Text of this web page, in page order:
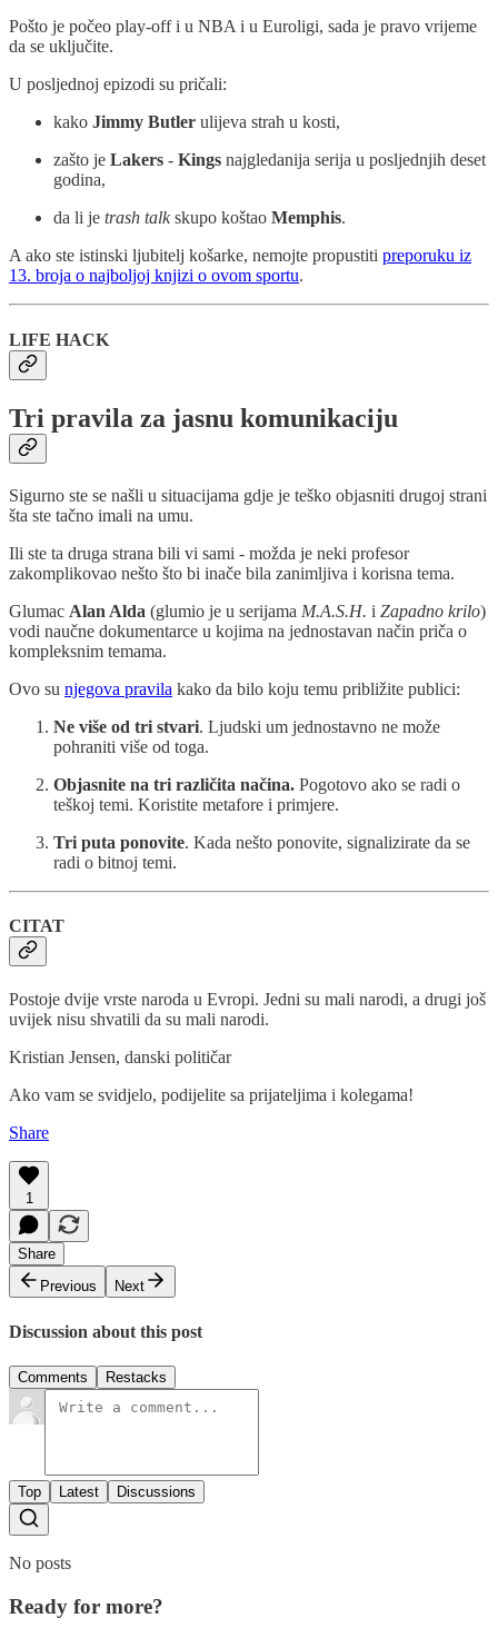
Pošto je počeo play-off i u NBA i u Euroligi, sada je pravo vrijeme
da se uključite.
U posljednoj epizodi su pričali:
kako Jimmy Butler ulijeva strah u kosti,
zašto je Lakers - Kings najgledanija serija u posljednjih deset
godina,
da li je trash talkskupo koštao Memphis.
A ako ste istinski ljubitelj košarke, nemojte propustiti preporuku iz
13. broja o najboljoj knjizi o ovom sportu.
LIFE HACK
Tri pravila za jasnu komunikaciju
Sigurno ste se našli u situacijama gdje je teško objasniti drugoj strani
šta ste tačno imali na umu.
Ili ste ta druga strana bili vi sami - možda je neki profesor
zakomplikovao nešto što bi inače bila zanimljiva i korisna tema.
Glumac Alan Alda (glumio je u serijama M.A.S.H. i Zapadno krilo)
vodi naučne dokumentarce u kojima na jednostavan način priča o
kompleksnim temama.
Ovo su njegova pravila kako da bilo koju temu približite publici:
Ne više od tri stvari. Ljudski um jednostavno ne može
pohraniti više od toga.
Objasnite na tri različita načina. Pogotovo ako se radi o
teškoj temi. Koristite metafore i primjere.
Tri puta ponovite. Kada nešto ponovite, signalizirate da se
radi o bitnoj temi.
CITAT
Postoje dvije vrste naroda u Evropi. Jedni su mali narodi, a drugi još
uvijek nisu shvatili da su mali narodi.
Kristian Jensen, danski političar
Ako vam se svidjelo, podijelite sa prijateljima i kolegama!
Share
1
Share
Previous
Next
Discussion about this post
Comments Restacks
Top Latest Discussions
No posts
Ready for more?